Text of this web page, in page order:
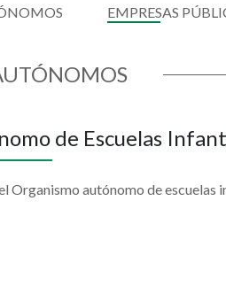
EMPRESAS
de Escuelas
Organismo autónomo de escuelas